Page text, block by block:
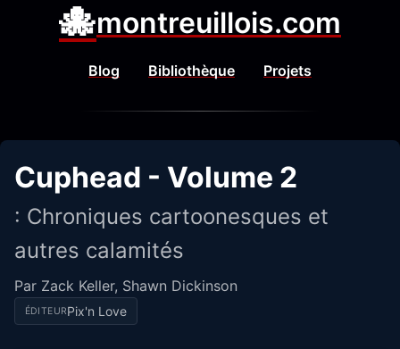
🐙montreuillois.com
Blog Bibliothèque Projets
Cuphead - Volume 2
: Chroniques cartoonesques et
autres calamités
Par Zack Keller, Shawn Dickinson
ÉDITEURPix'n Love